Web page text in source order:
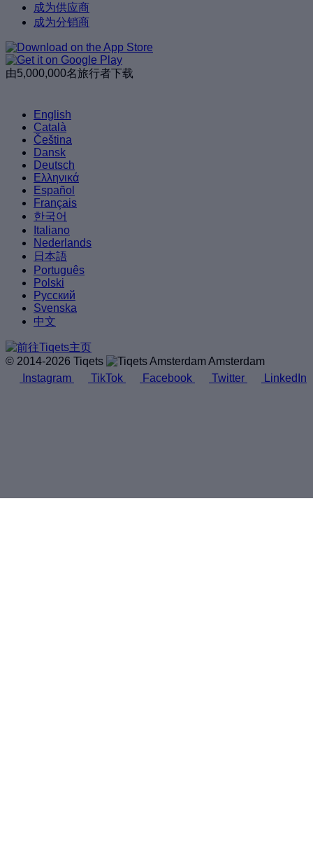
成为供应商
成为分销商
由5,000,000名旅行者下载
English
Català
Čeština
Dansk
Deutsch
Ελληνικά
Español
Français
한국어
Italiano
Nederlands
日本語
Português
Polski
Русский
Svenska
中文
© 2014-2026 Tiqets
Amsterdam
Instagram
TikTok Facebook Twitter LinkedIn